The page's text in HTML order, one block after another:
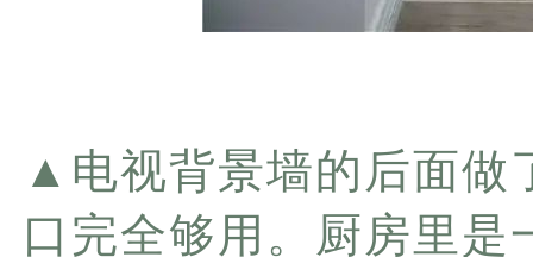
▲ 电视背景墙的后面做
口完全够用。厨房里